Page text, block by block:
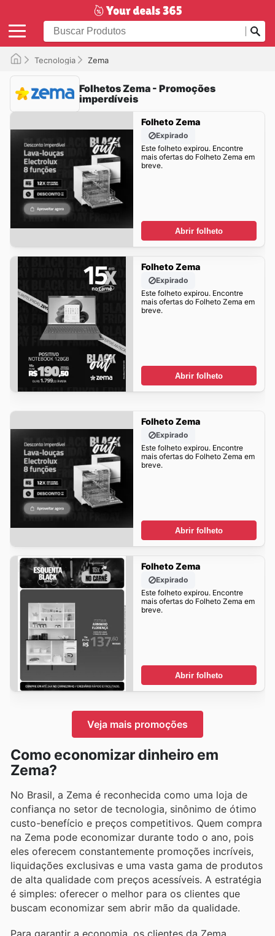
Tecnologia Zema
Folhetos Zema - Promoções
imperdíveis
Folheto Zema
Expirado
Este folheto expirou. Encontre
mais ofertas do Folheto Zema em
breve.
Abrir folheto
Folheto Zema
Expirado
Este folheto expirou. Encontre
mais ofertas do Folheto Zema em
breve.
Abrir folheto
Folheto Zema
Expirado
Este folheto expirou. Encontre
mais ofertas do Folheto Zema em
breve.
Abrir folheto
Folheto Zema
Expirado
Este folheto expirou. Encontre
mais ofertas do Folheto Zema em
breve.
Abrir folheto
Veja mais promoções
Como economizar dinheiro em
Zema?
No Brasil, a Zema é reconhecida como uma loja de
confiança no setor de tecnologia, sinônimo de ótimo
custo-benefício e preços competitivos. Quem compra
na Zema pode economizar durante todo o ano, pois
eles oferecem constantemente promoções incríveis,
liquidações exclusivas e uma vasta gama de produtos
de alta qualidade com preços acessíveis. A estratégia
é simples: oferecer o melhor para os clientes que
buscam economizar sem abrir mão da qualidade.
Para garantir a economia, os clientes da Zema